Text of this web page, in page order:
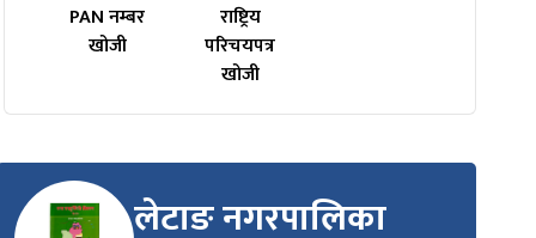
PAN नम्बर
खोजी
राष्ट्रिय
परिचयपत्र
खोजी
लेटाङ नगरपालिका